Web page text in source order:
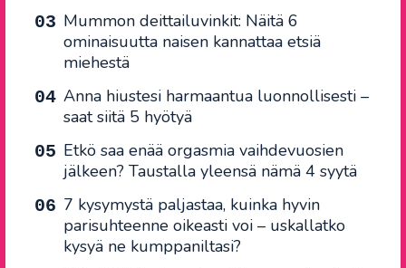
Mummon deittailuvinkit: Näitä 6
ominaisuutta naisen kannattaa etsiä
miehestä
Anna hiustesi harmaantua luonnollisesti –
saat siitä 5 hyötyä
Etkö saa enää orgasmia vaihdevuosien
jälkeen? Taustalla yleensä nämä 4 syytä
7 kysymystä paljastaa, kuinka hyvin
parisuhteenne oikeasti voi – uskallatko
kysyä ne kumppaniltasi?